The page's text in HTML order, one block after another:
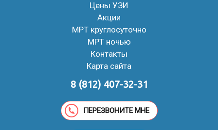
Цены УЗИ
Акции
МРТ круглосуточно
МРТ ночью
Контакты
Карта сайта
8 (812) 407-32-31
ПЕРЕЗВОНИТЕ МНЕ